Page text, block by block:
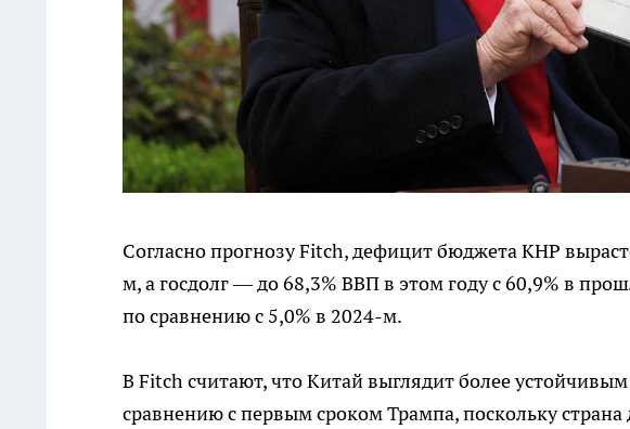
Согласно прогнозу Fitch, дефицит бюджета КНР
м, а госдолг — до 68,3% ВВП в этом году с 60,9% в
по сравнению с 5,0% в 2024-м.
В Fitch считают, что Китай выглядит более
сравнению с первым сроком Трампа, поскольку